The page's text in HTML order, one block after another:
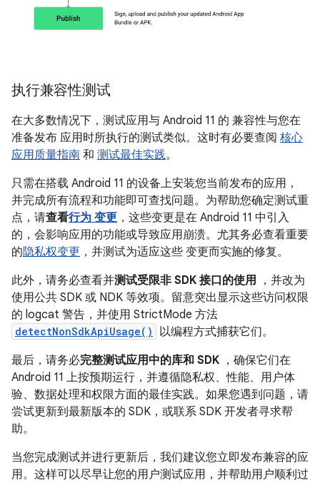
执行兼容性测试
在大多数情况下，测试应用与 Android 11 的 兼容性与您在
准备发布 应用时所执行的测试类似。这时有必要查阅 核心
应用质量指南 和 测试最佳实践。
只需在搭载 Android 11 的设备上安装您当前发布的应用，
并完成所有流程和功能即可查找问题。为帮助您确定测试重
点，请查看行为 变更 ，这些变更是在 Android 11 中引入
的，会影响应用的功能或导致应用崩溃。尤其务必查看重要
的隐私权变更 ，并测试为适应这些 变更而实施的修复。
此外，请务必查看并测试受限非 SDK 接口的使用 ，并改为
使用公共 SDK 或 NDK 等效项。留意突出显示这些访问权限
的 logcat 警告，并使用 StrictMode 方法
detectNonSdkApiUsage()
以编程方式捕获它们。
最后，请务必完整测试应用中的库和 SDK ，确保它们在
Android 11 上按预期运行，并遵循隐私权、性能、用户体
验、数据处理和权限方面的最佳实践。如果您遇到问题，请
尝试更新到最新版本的 SDK，或联系 SDK 开发者寻求帮
助。
当您完成测试并进行更新后，我们建议您立即发布兼容的应
用。这样可以尽早让您的用户测试应用，并帮助用户顺利过